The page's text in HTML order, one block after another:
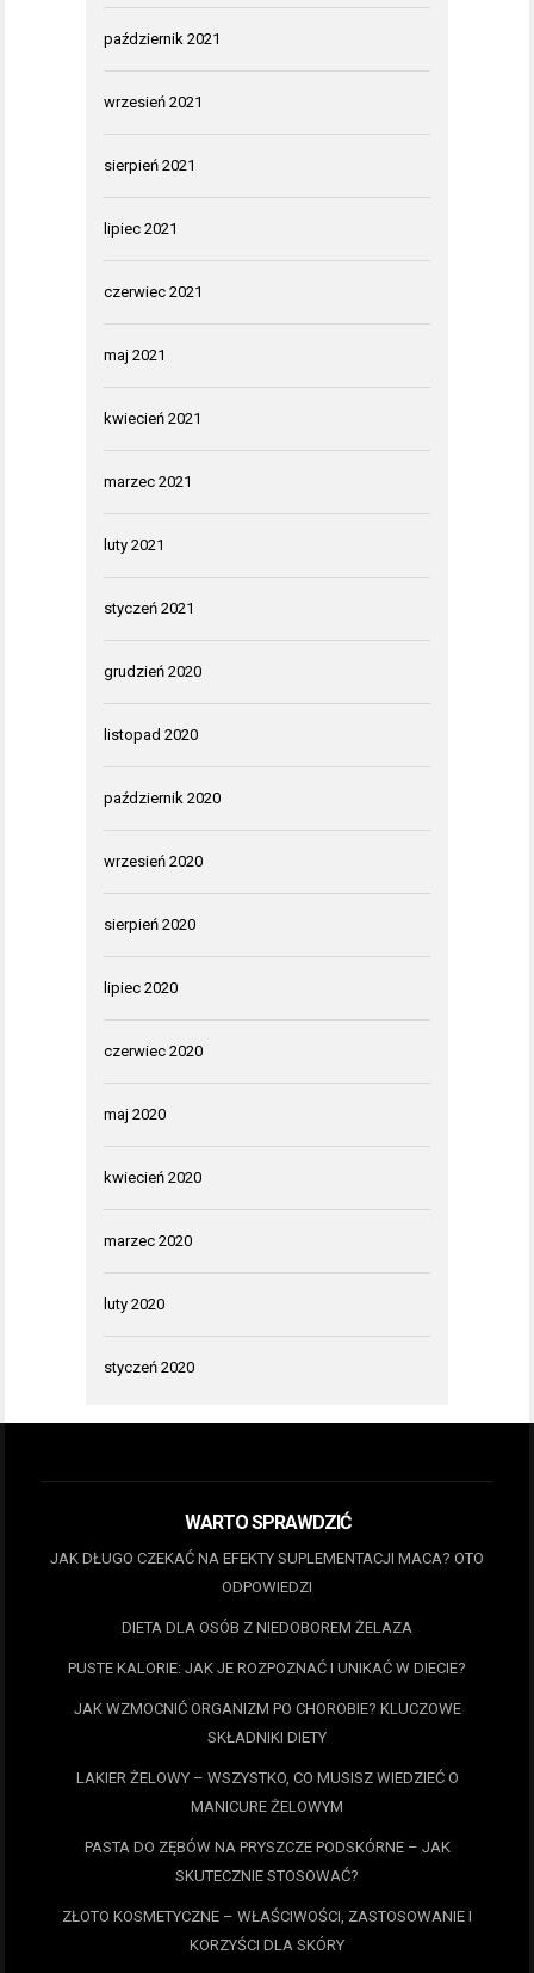
październik 2021
wrzesień 2021
sierpień 2021
lipiec 2021
czerwiec 2021
maj 2021
kwiecień 2021
marzec 2021
luty 2021
styczeń 2021
grudzień 2020
listopad 2020
październik 2020
wrzesień 2020
sierpień 2020
lipiec 2020
czerwiec 2020
maj 2020
kwiecień 2020
marzec 2020
luty 2020
styczeń 2020
WARTO SPRAWDZIĆ
JAK DŁUGO CZEKAĆ NA EFEKTY SUPLEMENTACJI MACA? OTO
ODPOWIEDZI
DIETA DLA OSÓB Z NIEDOBOREM ŻELAZA
PUSTE KALORIE: JAK JE ROZPOZNAĆ I UNIKAĆ W DIECIE?
JAK WZMOCNIĆ ORGANIZM PO CHOROBIE? KLUCZOWE
SKŁADNIKI DIETY
LAKIER ŻELOWY – WSZYSTKO, CO MUSISZ WIEDZIEĆ O
MANICURE ŻELOWYM
PASTA DO ZĘBÓW NA PRYSZCZE PODSKÓRNE – JAK
SKUTECZNIE STOSOWAĆ?
ZŁOTO KOSMETYCZNE – WŁAŚCIWOŚCI, ZASTOSOWANIE I
KORZYŚCI DLA SKÓRY